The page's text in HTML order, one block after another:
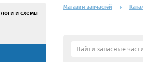
и схемы
Магазин запчастей